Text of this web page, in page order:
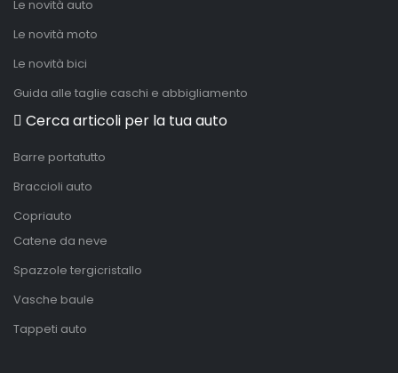
Le novità auto
Le novità moto
Le novità bici
Guida alle taglie caschi e abbigliamento
Cerca articoli per la tua auto
Barre portatutto
Braccioli auto
Copriauto
Catene da neve
Spazzole tergicristallo
Vasche baule
Tappeti auto